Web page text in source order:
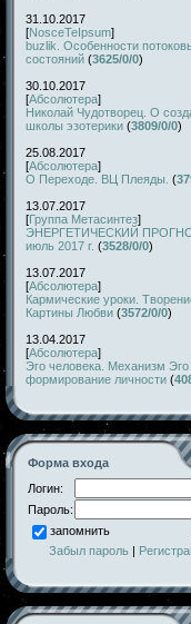
31.10.2017
[NosceTeIpsum]
buzlik. Особенности
состояний (3625/0/0)
30.10.2017
[Абсолютера]
Николай Чудотворец. О
школы эзотерики (3809/0/0)
25.08.2017
[Абсолютера]
О Переходе. ВЦ Плеяды. (
13.07.2017
[Группа Метасинтез]
ЭНЕРГЕТИЧЕСКИЙ
июль 2017 г. (3528/0/0)
13.07.2017
[Абсолютера]
Кармические уроки.
Картины Любви (3572/0/0)
13.04.2017
[Абсолютера]
Эго человека. Механизм Эго
формирование личности (
Форма входа
Логин:
Пароль:
запомнить
Забыл пароль |